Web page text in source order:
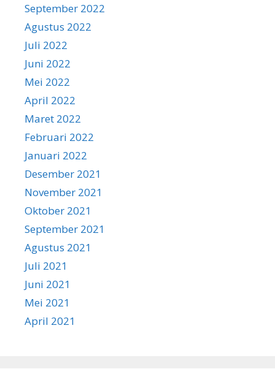
September 2022
Agustus 2022
Juli 2022
Juni 2022
Mei 2022
April 2022
Maret 2022
Februari 2022
Januari 2022
Desember 2021
November 2021
Oktober 2021
September 2021
Agustus 2021
Juli 2021
Juni 2021
Mei 2021
April 2021